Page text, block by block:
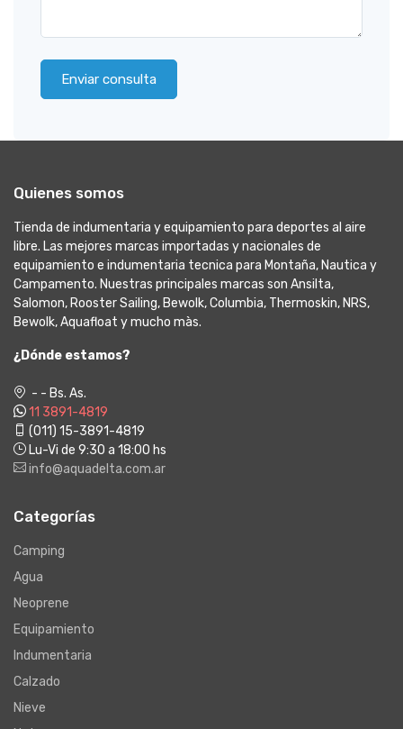
Enviar consulta
Quienes somos
Tienda de indumentaria y equipamiento para deportes al aire
libre. Las mejores marcas importadas y nacionales de
equipamiento e indumentaria tecnica para Montaña, Nautica y
Campamento. Nuestras principales marcas son Ansilta,
Salomon, Rooster Sailing, Bewolk, Columbia, Thermoskin, NRS,
Bewolk, Aquafloat y mucho màs.
¿Dónde estamos?
- - Bs. As.
11 3891-4819
(011) 15-3891-4819
Lu-Vi de 9:30 a 18:00 hs
info@aquadelta.com.ar
Categorías
Camping
Agua
Neoprene
Equipamiento
Indumentaria
Calzado
Nieve